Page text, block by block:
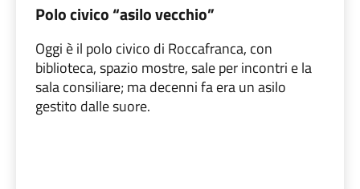
Polo civico “asilo vecchio”
Oggi è il polo civico di Roccafranca, con
biblioteca, spazio mostre, sale per incontri e la
sala consiliare; ma decenni fa era un asilo
gestito dalle suore.